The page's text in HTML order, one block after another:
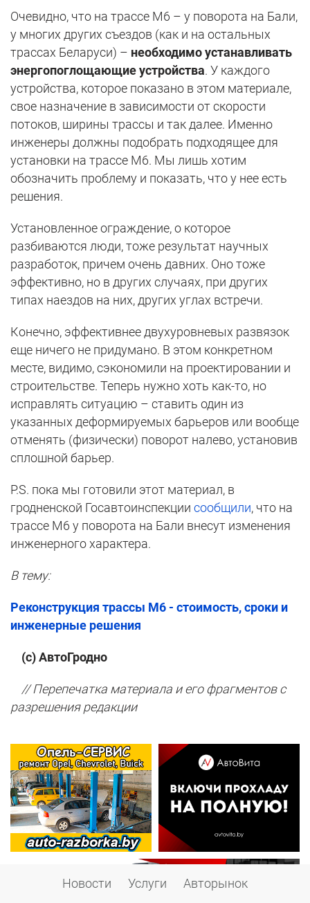
Очевидно, что на трассе М6 – у поворота на Бали,
у многих других съездов (как и на остальных
трассах Беларуси) – необходимо устанавливать
энергопоглощающие устройства. У каждого
устройства, которое показано в этом материале,
свое назначение в зависимости от скорости
потоков, ширины трассы и так далее. Именно
инженеры должны подобрать подходящее для
установки на трассе М6. Мы лишь хотим
обозначить проблему и показать, что у нее есть
решения.
Установленное ограждение, о которое
разбиваются люди, тоже результат научных
разработок, причем очень давних. Оно тоже
эффективно, но в других случаях, при других
типах наездов на них, других углах встречи.
Конечно, эффективнее двухуровневых развязок
еще ничего не придумано. В этом конкретном
месте, видимо, сэкономили на проектировании и
строительстве. Теперь нужно хоть как-то, но
исправлять ситуацию – ставить один из
указанных деформируемых барьеров или вообще
отменять (физически) поворот налево, установив
сплошной барьер.
P.S. пока мы готовили этот материал, в
гродненской Госавтоинспекции сообщили, что на
трассе М6 у поворота на Бали внесут изменения
инженерного характера.
В тему:
Реконструкция трассы М6 - стоимость, сроки и
инженерные решения
(с) АвтоГродно
// Перепечатка материала и его фрагментов с
разрешения редакции
Новости Услуги Авторынок